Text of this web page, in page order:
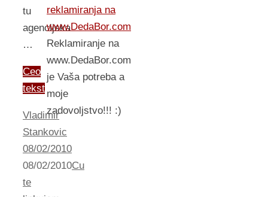
tu
agencijska
…
Ceo
tekst
Vladimir
Stankovic
08/02/2010
08/02/2010Cu
te
reklamiranja na
www.DedaBor.com
Reklamiranje na
www.DedaBor.com
je Vaša potreba a
moje
zadovoljstvo!!! :)